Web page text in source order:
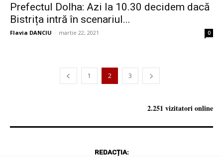
Prefectul Dolha: Azi la 10.30 decidem dacă
Bistrița intră în scenariul...
Flavia DANCIU - martie 22, 2021 0
1 2 3
2.251 vizitatori online
REDACȚIA: